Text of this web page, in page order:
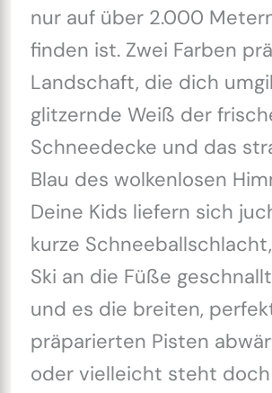
nur auf über 2.000
finden ist. Zwei Farben
Landschaft, die dich
glitzernde Weiß der
Schneedecke und das
Blau des wolkenlosen
Deine Kids liefern sich
kurze
Ski an die Füße
und es die breiten,
präparierten Pisten
oder vielleicht steht